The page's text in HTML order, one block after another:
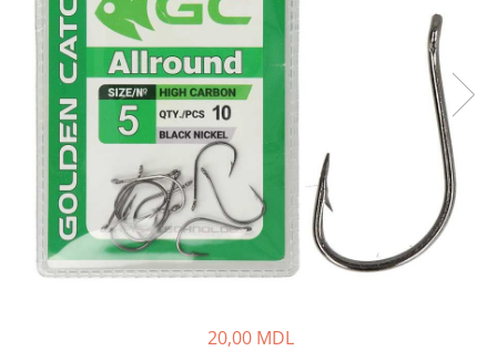
Fire feeder, stationar
Plute si Indicatoare
Platforme feeder, suporturi,
tripoduri
Plumbi, cosulete, momitoare
Carlige Feeder, Stationar
Mincioguri si juvelnice
Accesorii monturi
Genti, huse, galeti
Accesorii si instrumente
20,00 MDL